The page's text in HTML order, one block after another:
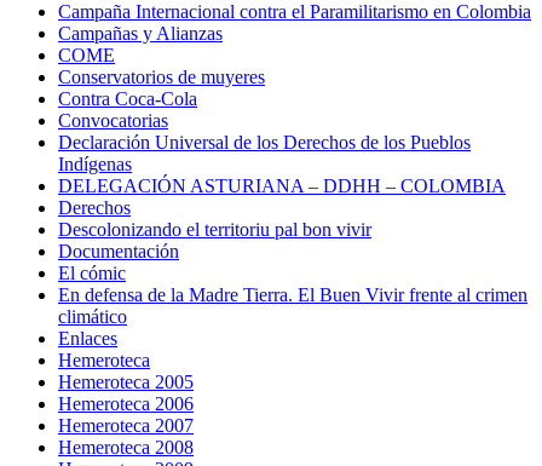
Campaña Internacional contra el Paramilitarismo en Colombia
Campañas y Alianzas
COME
Conservatorios de muyeres
Contra Coca-Cola
Convocatorias
Declaración Universal de los Derechos de los Pueblos
Indígenas
DELEGACIÓN ASTURIANA – DDHH – COLOMBIA
Derechos
Descolonizando el territoriu pal bon vivir
Documentación
El cómic
En defensa de la Madre Tierra. El Buen Vivir frente al crimen
climático
Enlaces
Hemeroteca
Hemeroteca 2005
Hemeroteca 2006
Hemeroteca 2007
Hemeroteca 2008